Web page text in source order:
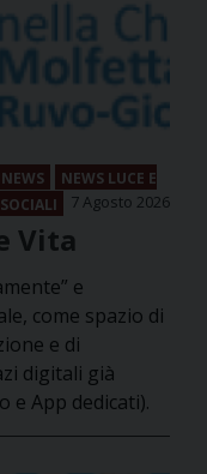
NEWS
NEWS LUCE E
7 Agosto 2026
Vita
e
come spazio di
e di
digitali già
e App dedicati).